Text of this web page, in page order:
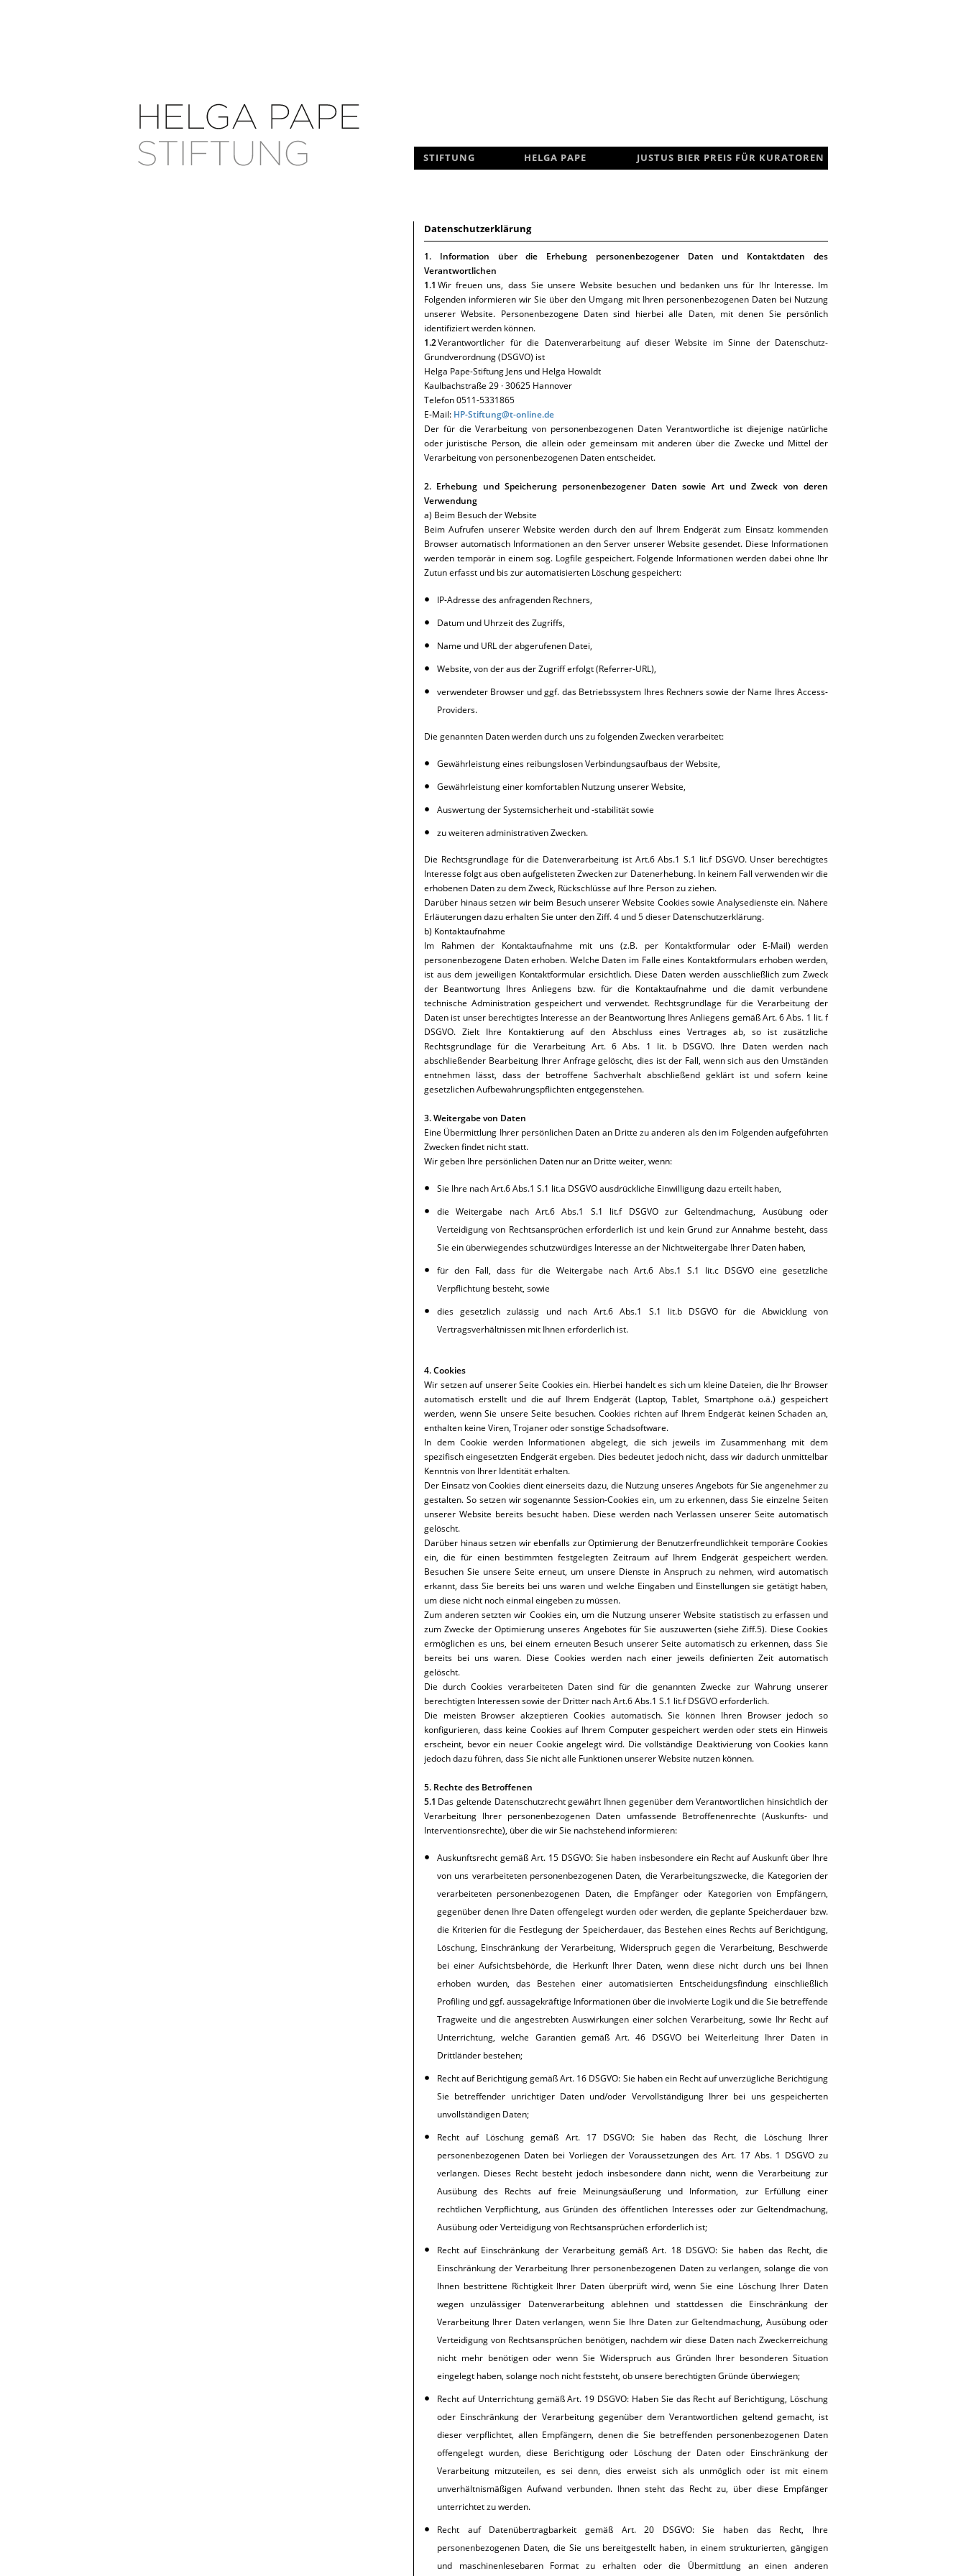
NAVIGATION
ÜBERSPRINGEN
STIFTUNG HELGA PAPE JUSTUS BIER PREIS FÜR KURATOREN
Datenschutzerklärung
1. Information über die Erhebung personenbezogener Daten und Kontaktdaten des
Verantwortlichen
1.1 Wir freuen uns, dass Sie unsere Website besuchen und bedanken uns für Ihr Interesse. Im
Folgenden informieren wir Sie über den Umgang mit Ihren personenbezogenen Daten bei Nutzung
unserer Website. Personenbezogene Daten sind hierbei alle Daten, mit denen Sie persönlich
identifiziert werden können.
1.2Verantwortlicher für die Datenverarbeitung auf dieser Website im Sinne der Datenschutz-
Grundverordnung (DSGVO) ist
Helga Pape-Stiftung Jens und Helga Howaldt
Kaulbachstraße 29 · 30625 Hannover
Telefon 0511-5331865
E-Mail: HP-Stiftung@t-online.de
Der für die Verarbeitung von personenbezogenen Daten Verantwortliche ist diejenige natürliche
oder juristische Person, die allein oder gemeinsam mit anderen über die Zwecke und Mittel der
Verarbeitung von personenbezogenen Daten entscheidet.
2. Erhebung und Speicherung personenbezogener Daten sowie Art und Zweck von deren
Verwendung
a) Beim Besuch der Website
Beim Aufrufen unserer Website werden durch den auf Ihrem Endgerät zum Einsatz kommenden
Browser automatisch Informationen an den Server unserer Website gesendet. Diese Informationen
werden temporär in einem sog. Logfile gespeichert. Folgende Informationen werden dabei ohne Ihr
Zutun erfasst und bis zur automatisierten Löschung gespeichert:
IP-Adresse des anfragenden Rechners,
Datum und Uhrzeit des Zugriffs,
Name und URL der abgerufenen Datei,
Website, von der aus der Zugriff erfolgt (Referrer-URL),
verwendeter Browser und ggf. das Betriebssystem Ihres Rechners sowie der Name Ihres Access-
Providers.
Die genannten Daten werden durch uns zu folgenden Zwecken verarbeitet:
Gewährleistung eines reibungslosen Verbindungsaufbaus der Website,
Gewährleistung einer komfortablen Nutzung unserer Website,
Auswertung der Systemsicherheit und -stabilität sowie
zu weiteren administrativen Zwecken.
Die Rechtsgrundlage für die Datenverarbeitung ist Art.6 Abs.1 S.1 lit.f DSGVO. Unser berechtigtes
Interesse folgt aus oben aufgelisteten Zwecken zur Datenerhebung. In keinem Fall verwenden wir die
erhobenen Daten zu dem Zweck, Rückschlüsse auf Ihre Person zu ziehen.
Darüber hinaus setzen wir beim Besuch unserer Website Cookies sowie Analysedienste ein. Nähere
Erläuterungen dazu erhalten Sie unter den Ziff. 4 und 5 dieser Datenschutzerklärung.
b) Kontaktaufnahme
Im Rahmen der Kontaktaufnahme mit uns (z.B. per Kontaktformular oder E-Mail) werden
personenbezogene Daten erhoben. Welche Daten im Falle eines Kontaktformulars erhoben werden,
ist aus dem jeweiligen Kontaktformular ersichtlich. Diese Daten werden ausschließlich zum Zweck
der Beantwortung Ihres Anliegens bzw. für die Kontaktaufnahme und die damit verbundene
technische Administration gespeichert und verwendet. Rechtsgrundlage für die Verarbeitung der
Daten ist unser berechtigtes Interesse an der Beantwortung Ihres Anliegens gemäß Art. 6 Abs. 1 lit. f
DSGVO. Zielt Ihre Kontaktierung auf den Abschluss eines Vertrages ab, so ist zusätzliche
Rechtsgrundlage für die Verarbeitung Art. 6 Abs. 1 lit. b DSGVO. Ihre Daten werden nach
abschließender Bearbeitung Ihrer Anfrage gelöscht, dies ist der Fall, wenn sich aus den Umständen
entnehmen lässt, dass der betroffene Sachverhalt abschließend geklärt ist und sofern keine
gesetzlichen Aufbewahrungspflichten entgegenstehen.
3. Weitergabe von Daten
Eine Übermittlung Ihrer persönlichen Daten an Dritte zu anderen als den im Folgenden aufgeführten
Zwecken findet nicht statt.
Wir geben Ihre persönlichen Daten nur an Dritte weiter, wenn:
Sie Ihre nach Art.6 Abs.1 S.1 lit.a DSGVO ausdrückliche Einwilligung dazu erteilt haben,
die Weitergabe nach Art.6 Abs.1 S.1 lit.f DSGVO zur Geltendmachung, Ausübung oder
Verteidigung von Rechtsansprüchen erforderlich ist und kein Grund zur Annahme besteht, dass
Sie ein überwiegendes schutzwürdiges Interesse an der Nichtweitergabe Ihrer Daten haben,
für den Fall, dass für die Weitergabe nach Art.6 Abs.1 S.1 lit.c DSGVO eine gesetzliche
Verpflichtung besteht, sowie
dies gesetzlich zulässig und nach Art.6 Abs.1 S.1 lit.b DSGVO für die Abwicklung von
Vertragsverhältnissen mit Ihnen erforderlich ist.
4. Cookies
Wir setzen auf unserer Seite Cookies ein. Hierbei handelt es sich um kleine Dateien, die Ihr Browser
automatisch erstellt und die auf Ihrem Endgerät (Laptop, Tablet, Smartphone o.ä.) gespeichert
werden, wenn Sie unsere Seite besuchen. Cookies richten auf Ihrem Endgerät keinen Schaden an,
enthalten keine Viren, Trojaner oder sonstige Schadsoftware.
In dem Cookie werden Informationen abgelegt, die sich jeweils im Zusammenhang mit dem
spezifisch eingesetzten Endgerät ergeben. Dies bedeutet jedoch nicht, dass wir dadurch unmittelbar
Kenntnis von Ihrer Identität erhalten.
Der Einsatz von Cookies dient einerseits dazu, die Nutzung unseres Angebots für Sie angenehmer zu
gestalten. So setzen wir sogenannte Session-Cookies ein, um zu erkennen, dass Sie einzelne Seiten
unserer Website bereits besucht haben. Diese werden nach Verlassen unserer Seite automatisch
gelöscht.
Darüber hinaus setzen wir ebenfalls zur Optimierung der Benutzerfreundlichkeit temporäre Cookies
ein, die für einen bestimmten festgelegten Zeitraum auf Ihrem Endgerät gespeichert werden.
Besuchen Sie unsere Seite erneut, um unsere Dienste in Anspruch zu nehmen, wird automatisch
erkannt, dass Sie bereits bei uns waren und welche Eingaben und Einstellungen sie getätigt haben,
um diese nicht noch einmal eingeben zu müssen.
Zum anderen setzten wir Cookies ein, um die Nutzung unserer Website statistisch zu erfassen und
zum Zwecke der Optimierung unseres Angebotes für Sie auszuwerten (siehe Ziff.5). Diese Cookies
ermöglichen es uns, bei einem erneuten Besuch unserer Seite automatisch zu erkennen, dass Sie
bereits bei uns waren. Diese Cookies werden nach einer jeweils definierten Zeit automatisch
gelöscht.
Die durch Cookies verarbeiteten Daten sind für die genannten Zwecke zur Wahrung unserer
berechtigten Interessen sowie der Dritter nach Art.6 Abs.1 S.1 lit.f DSGVO erforderlich.
Die meisten Browser akzeptieren Cookies automatisch. Sie können Ihren Browser jedoch so
konfigurieren, dass keine Cookies auf Ihrem Computer gespeichert werden oder stets ein Hinweis
erscheint, bevor ein neuer Cookie angelegt wird. Die vollständige Deaktivierung von Cookies kann
jedoch dazu führen, dass Sie nicht alle Funktionen unserer Website nutzen können.
5. Rechte des Betroffenen
5.1 Das geltende Datenschutzrecht gewährt Ihnen gegenüber dem Verantwortlichen hinsichtlich der
Verarbeitung Ihrer personenbezogenen Daten umfassende Betroffenenrechte (Auskunfts- und
Interventionsrechte), über die wir Sie nachstehend informieren:
Auskunftsrecht gemäß Art. 15 DSGVO: Sie haben insbesondere ein Recht auf Auskunft über Ihre
von uns verarbeiteten personenbezogenen Daten, die Verarbeitungszwecke, die Kategorien der
verarbeiteten personenbezogenen Daten, die Empfänger oder Kategorien von Empfängern,
gegenüber denen Ihre Daten offengelegt wurden oder werden, die geplante Speicherdauer bzw.
die Kriterien für die Festlegung der Speicherdauer, das Bestehen eines Rechts auf Berichtigung,
Löschung, Einschränkung der Verarbeitung, Widerspruch gegen die Verarbeitung, Beschwerde
bei einer Aufsichtsbehörde, die Herkunft Ihrer Daten, wenn diese nicht durch uns bei Ihnen
erhoben wurden, das Bestehen einer automatisierten Entscheidungsfindung einschließlich
Profiling und ggf. aussagekräftige Informationen über die involvierte Logik und die Sie betreffende
Tragweite und die angestrebten Auswirkungen einer solchen Verarbeitung, sowie Ihr Recht auf
Unterrichtung, welche Garantien gemäß Art. 46 DSGVO bei Weiterleitung Ihrer Daten in
Drittländer bestehen;
Recht auf Berichtigung gemäß Art. 16 DSGVO: Sie haben ein Recht auf unverzügliche Berichtigung
Sie betreffender unrichtiger Daten und/oder Vervollständigung Ihrer bei uns gespeicherten
unvollständigen Daten;
Recht auf Löschung gemäß Art. 17 DSGVO: Sie haben das Recht, die Löschung Ihrer
personenbezogenen Daten bei Vorliegen der Voraussetzungen des Art. 17 Abs. 1 DSGVO zu
verlangen. Dieses Recht besteht jedoch insbesondere dann nicht, wenn die Verarbeitung zur
Ausübung des Rechts auf freie Meinungsäußerung und Information, zur Erfüllung einer
rechtlichen Verpflichtung, aus Gründen des öffentlichen Interesses oder zur Geltendmachung,
Ausübung oder Verteidigung von Rechtsansprüchen erforderlich ist;
Recht auf Einschränkung der Verarbeitung gemäß Art. 18 DSGVO: Sie haben das Recht, die
Einschränkung der Verarbeitung Ihrer personenbezogenen Daten zu verlangen, solange die von
Ihnen bestrittene Richtigkeit Ihrer Daten überprüft wird, wenn Sie eine Löschung Ihrer Daten
wegen unzulässiger Datenverarbeitung ablehnen und stattdessen die Einschränkung der
Verarbeitung Ihrer Daten verlangen, wenn Sie Ihre Daten zur Geltendmachung, Ausübung oder
Verteidigung von Rechtsansprüchen benötigen, nachdem wir diese Daten nach Zweckerreichung
nicht mehr benötigen oder wenn Sie Widerspruch aus Gründen Ihrer besonderen Situation
eingelegt haben, solange noch nicht feststeht, ob unsere berechtigten Gründe überwiegen;
Recht auf Unterrichtung gemäß Art. 19 DSGVO: Haben Sie das Recht auf Berichtigung, Löschung
oder Einschränkung der Verarbeitung gegenüber dem Verantwortlichen geltend gemacht, ist
dieser verpflichtet, allen Empfängern, denen die Sie betreffenden personenbezogenen Daten
offengelegt wurden, diese Berichtigung oder Löschung der Daten oder Einschränkung der
Verarbeitung mitzuteilen, es sei denn, dies erweist sich als unmöglich oder ist mit einem
unverhältnismäßigen Aufwand verbunden. Ihnen steht das Recht zu, über diese Empfänger
unterrichtet zu werden.
Recht auf Datenübertragbarkeit gemäß Art. 20 DSGVO: Sie haben das Recht, Ihre
personenbezogenen Daten, die Sie uns bereitgestellt haben, in einem strukturierten, gängigen
und maschinenlesebaren Format zu erhalten oder die Übermittlung an einen anderen